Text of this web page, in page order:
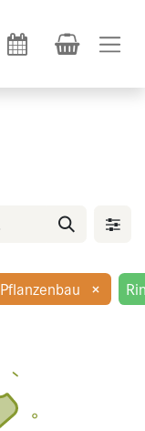
Pflanzenbau ×